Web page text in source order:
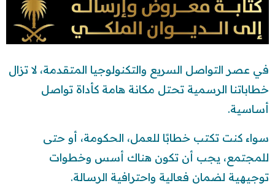
في عصر التواصل السريع والتكنولوجيا المتقدمة، لا تزال
خطاباتنا الرسمية تحتل مكانة هامة كأداة تواصل
أساسية.
سواء كنت تكتب خطابًا للعمل، الحكومة، أو حتى
للمجتمع، يجب أن تكون هناك أسس وخطوات
توجيهية لضمان فعالية واحترافية الرسالة.